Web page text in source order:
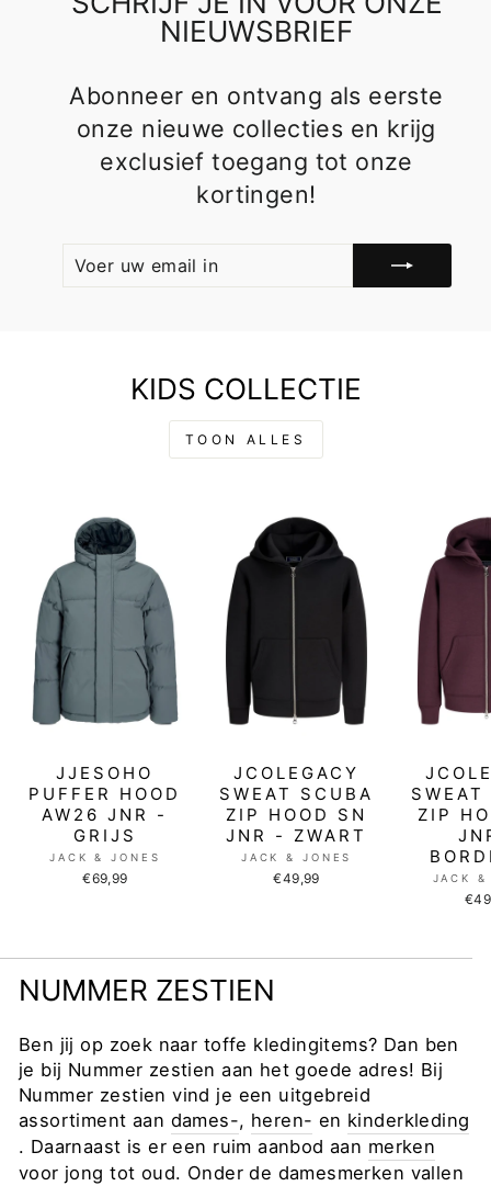
NIEUWSBRIEF
Abonneer en ontvang als eerste
onze nieuwe collecties en krijg
exclusief toegang tot onze
kortingen!
EMAIL
KIDS COLLECTIE
TOON ALLES
JJESOHO
PUFFER HOOD
AW26 JNR -
GRIJS
JACK & JONES
€69,99
JCOLEGACY
SWEAT SCUBA
ZIP HOOD SN
JNR - ZWART
JACK & JONES
€49,99
ZIP
JACK &
NUMMER ZESTIEN
Ben jij op zoek naar toffe kledingitems? Dan ben
je bij Nummer zestien aan het goede adres! Bij
Nummer zestien vind je een uitgebreid
assortiment aan dames-, heren- en kinderkleding
. Daarnaast is er een ruim aanbod aan merken
voor jong tot oud. Onder de damesmerken vallen